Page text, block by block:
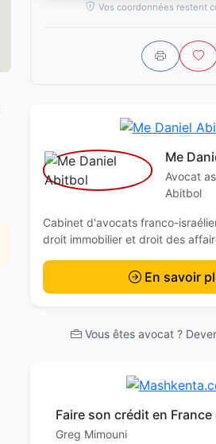
Vos coordonnées restent
Me
Avocat
Abitbol
Cabinet d'avocats franco-
droit immobilier et droit des
En savoir
Vous êtes avocat ?
Faire son crédit en France
Greg Mimouni